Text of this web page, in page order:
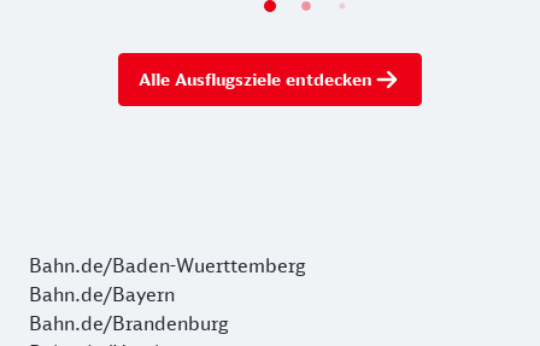
Alle Ausflugsziele entdecken
Bahn.de/Baden-Wuerttemberg
Bahn.de/Bayern
Bahn.de/Brandenburg